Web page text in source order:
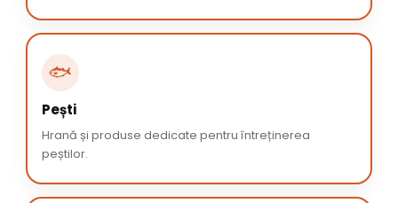
🐟
Pești
Hrană și produse dedicate pentru întreținerea
peștilor.